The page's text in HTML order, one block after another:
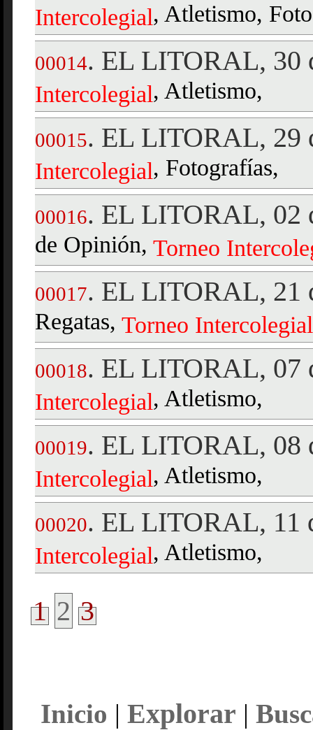
Intercolegial, Atletismo,
00014. EL LITORAL, 30
Intercolegial, Atletismo,
00015. EL LITORAL, 29
Intercolegial, Fotografías,
00016. EL LITORAL, 02
de Opinión, Torneo
00017. EL LITORAL, 21
Regatas, Torneo Intercolegial
00018. EL LITORAL, 07
Intercolegial, Atletismo,
00019. EL LITORAL, 08
Intercolegial, Atletismo,
00020. EL LITORAL, 11
Intercolegial, Atletismo,
1 2 3
Inicio | Explorar |